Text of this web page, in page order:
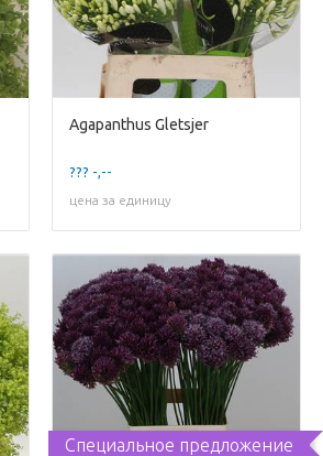
Agapanthus Gletsjer
??? -,--
цена за единицу
Специальное предложение